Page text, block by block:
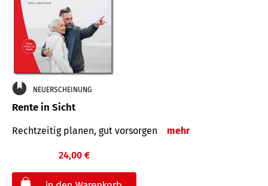
NEUERSCHEINUNG
Rente in Sicht
Rechtzeitig planen, gut vorsorgen mehr
24,00 €